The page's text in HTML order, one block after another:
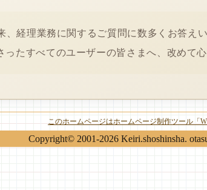
、経理業務に関するご質問に数多くお答え
ったすべてのユーザーの皆さまへ、改めて
このホームページはホームページ制作ツール「
Copyright© 2001-2026 Keiri.shoshinsha.